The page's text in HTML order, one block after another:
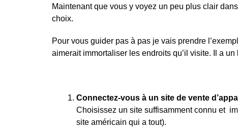
Maintenant que vous y voyez un peu plus clair
choix.
Pour vous guider pas à pas je vais prendre
aimerait immortaliser les endroits qu’il visite. Il a
Connectez-vous à un site de vente
Choisissez un site suffisamment connu et
site américain qui a tout).